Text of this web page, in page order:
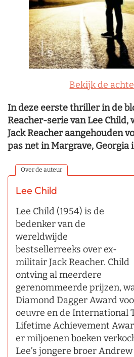
Bekijk de
In deze eerste thriller in de
Reacher-serie van Lee
Jack Reacher aangehouden
pas net in Margrave, Georgia
Over de auteur
Lee Child
Lee Child (1954) is de
bedenker van de
wereldwijde
bestsellerreeks over ex-
militair Jack Reacher. Child
ontving al meerdere
gerenommeerde prijzen,
Diamond Dagger Award
oeuvre en de International
Lifetime Achievement
er miljoenen boeken
Lee’s jongere broer